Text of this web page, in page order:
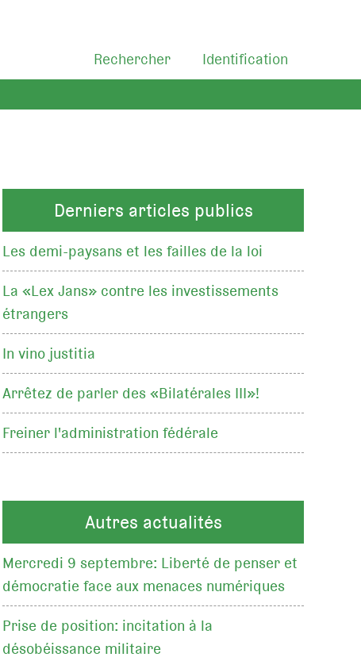
Identification
Rechercher
Derniers articles publics
Les demi-paysans et les failles de la loi
La «Lex Jans» contre les investissements
étrangers
In vino justitia
Arrêtez de parler des «Bilatérales III»!
Freiner l'administration fédérale
Autres actualités
Mercredi 9 septembre: Liberté de penser et
démocratie face aux menaces numériques
Prise de position: incitation à la
désobéissance militaire